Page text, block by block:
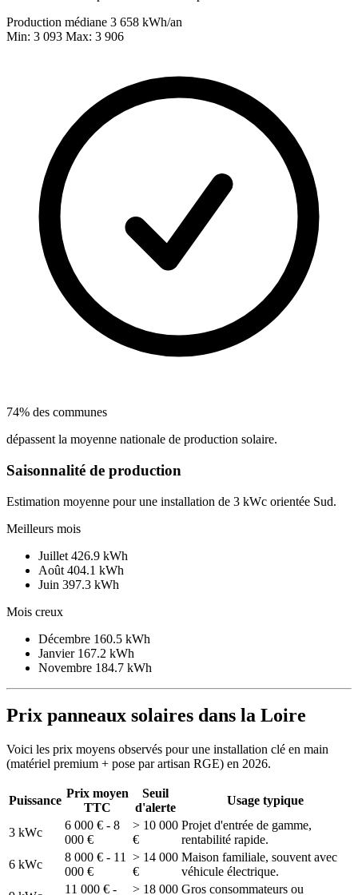
Production médiane 3 658 kWh/an
Min: 3 093 Max: 3 906
74% des communes
dépassent la moyenne nationale de production solaire.
Saisonnalité de production
Estimation moyenne pour une installation de 3 kWc orientée Sud.
Meilleurs mois
Juillet 426.9 kWh
Août 404.1 kWh
Juin 397.3 kWh
Mois creux
Décembre 160.5 kWh
Janvier 167.2 kWh
Novembre 184.7 kWh
Prix panneaux solaires dans la Loire
Voici les prix moyens observés pour une installation clé en main
(matériel premium + pose par artisan RGE) en 2026.
Puissance
Prix moyen
TTC
Seuil
d'alerte
Usage typique
3 kWc
6 000 € - 8
000 €
> 10 000
€
Projet d'entrée de gamme,
rentabilité rapide.
6 kWc
8 000 € - 11
000 €
> 14 000
€
Maison familiale, souvent avec
véhicule électrique.
11 000 € -
> 18 000 Gros consommateurs ou